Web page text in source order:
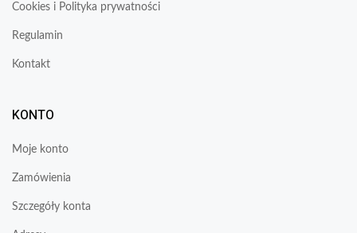
Cookies i Polityka prywatności
Regulamin
Kontakt
KONTO
Moje konto
Zamówienia
Szczegóły konta